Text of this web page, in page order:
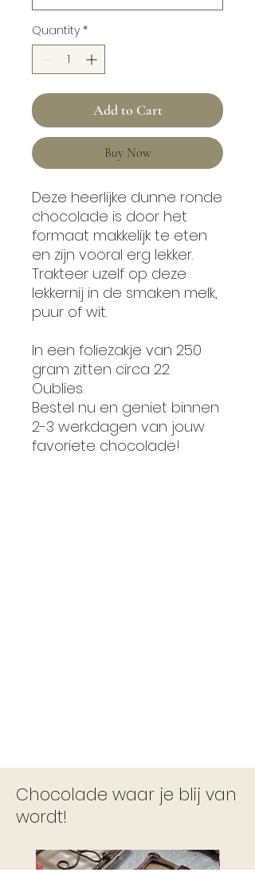
Quantity *
Add to Cart
Buy Now
Deze heerlijke dunne ronde
chocolade is door het
formaat makkelijk te eten
en zijn vooral erg lekker.
Trakteer uzelf op deze
lekkernij in de smaken melk,
puur of wit.
In een foliezakje van 250
gram zitten circa 22
Oublies.
Bestel nu en geniet binnen
2-3 werkdagen van jouw
favoriete chocolade!
Chocolade waar je blij van
wordt!